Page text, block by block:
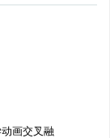
画交叉融